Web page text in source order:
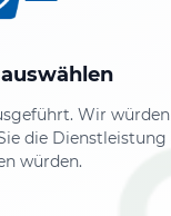
Wir würden
die Dienstleistung
würden.